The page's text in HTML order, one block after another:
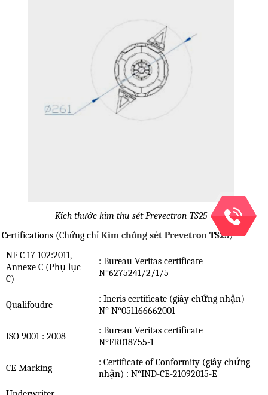
Kích thước kim thu sét Prevectron TS25
Certifications (Chứng chỉ Kim chống sét Prevetron TS25)
NF C 17 102:2011,
Annexe C (Phụ lục
C)
: Bureau Veritas certificate
N°6275241/2/1/5
Qualifoudre
: Ineris certificate (giấy chứng nhận)
N° N°051166662001
ISO 9001 : 2008
: Bureau Veritas certificate
N°FR018755-1
CE Marking
: Certificate of Conformity (giấy chứng
nhận) : N°IND-CE-21092015-E